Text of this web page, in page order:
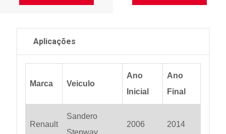
Aplicações
Marca Veiculo
Ano
Inicial
Ano
Final
Renault
Sandero
Stepway
2006 2014